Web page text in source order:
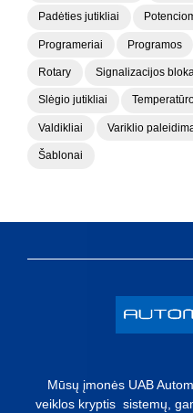
Padėties jutikliai
Programeriai Programos
Rotary Signalizacijos
Slėgio jutikliai
Valdikliai Variklio
Šablonai
Mūsų įmonės UAB
veiklos kryptis sistemų,